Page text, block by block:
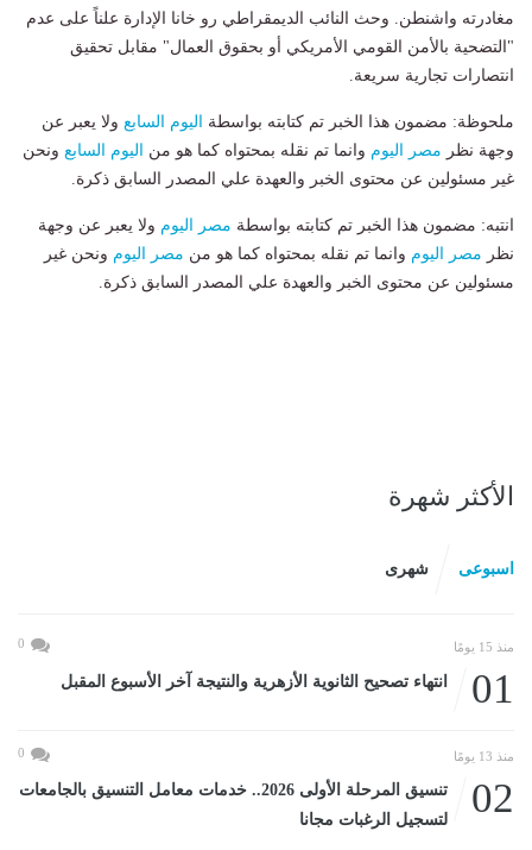
مغادرته واشنطن. وحث النائب الديمقراطي رو خانا الإدارة علناً على عدم
"التضحية بالأمن القومي الأمريكي أو بحقوق العمال" مقابل تحقيق
انتصارات تجارية سريعة.
ملحوظة: مضمون هذا الخبر تم كتابته بواسطة اليوم السابع ولا يعبر عن
وجهة نظر مصر اليوم وانما تم نقله بمحتواه كما هو من اليوم السابع ونحن
غير مسئولين عن محتوى الخبر والعهدة علي المصدر السابق ذكرة.
انتبه: مضمون هذا الخبر تم كتابته بواسطة مصر اليوم ولا يعبر عن وجهة
نظر مصر اليوم وانما تم نقله بمحتواه كما هو من مصر اليوم ونحن غير
مسئولين عن محتوى الخبر والعهدة علي المصدر السابق ذكرة.
الأكثر شهرة
اسبوعى شهرى
منذ 15 يومًا 0
01 انتهاء تصحيح الثانوية الأزهرية والنتيجة آخر الأسبوع المقبل
منذ 13 يومًا 0
02
تنسيق المرحلة الأولى 2026.. خدمات معامل التنسيق بالجامعات
لتسجيل الرغبات مجانا